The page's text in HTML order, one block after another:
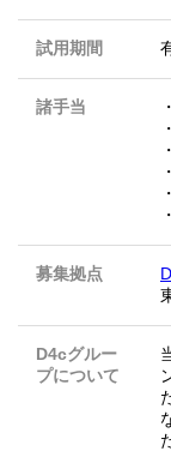
試用期間
諸手当
募集拠点
D4cグルー
プについて